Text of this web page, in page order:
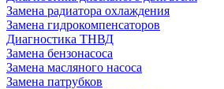
Замена радиатора охлаждения
Замена гидрокомпенсаторов
Диагностика ТНВД
Замена бензонасоса
Замена масляного насоса
Замена патрубков